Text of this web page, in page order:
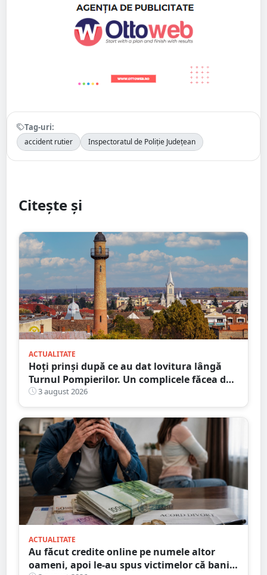
Tag-uri:
accident rutier Inspectoratul de Poliție Județean
Citește și
ACTUALITATE
Hoți prinși după ce au dat lovitura lângă
Turnul Pompierilor. Un complicele făcea de
pază
3 august 2026
ACTUALITATE
Au făcut credite online pe numele altor
oameni, apoi le-au spus victimelor că banii